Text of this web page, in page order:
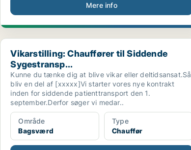
Mere info
Vikarstilling: Chauffører til Siddende Sygestransp...
Vikarstilling: Chauffører til Siddende
Sygestransp...
Kunne du tænke dig at blive vikar eller deltidsansat.Så
bliv en del af [xxxxx]Vi starter vores nye kontrakt
inden for siddende patienttransport den 1.
september.Derfor søger vi medar..
Område
Bagsværd
Type
Chauffør